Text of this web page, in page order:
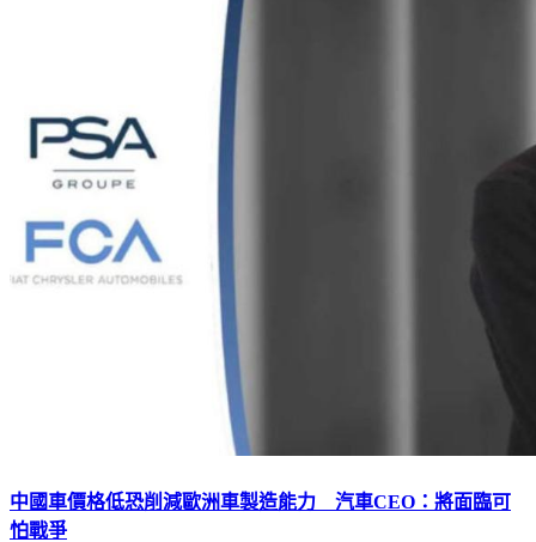
中國車價格低恐削減歐洲車製造能力 汽車CEO：將面臨可
怕戰爭